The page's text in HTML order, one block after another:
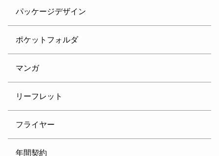
パッケージデザイン
ポケットフォルダ
マンガ
リーフレット
フライヤー
年間契約